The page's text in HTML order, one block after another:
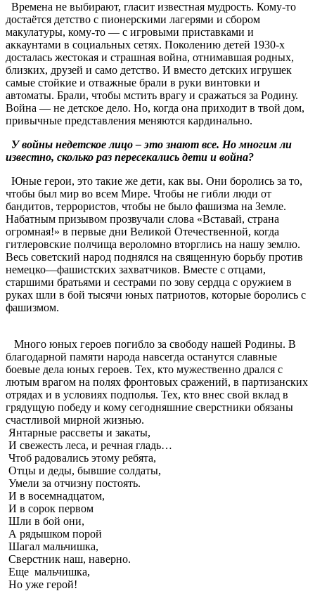
Времена не выбирают, гласит известная мудрость. Кому-то
достаётся детство с пионерскими лагерями и сбором
макулатуры, кому-то — с игровыми приставками и
аккаунтами в социальных сетях. Поколению детей 1930-х
досталась жестокая и страшная война, отнимавшая родных,
близких, друзей и само детство. И вместо детских игрушек
самые стойкие и отважные брали в руки винтовки и
автоматы. Брали, чтобы мстить врагу и сражаться за Родину.
Война — не детское дело. Но, когда она приходит в твой дом,
привычные представления меняются кардинально.
У войны недетское лицо – это знают все. Но многим ли
известно, сколько раз пересекались дети и война?
Юные герои, это такие же дети, как вы. Они боролись за то,
чтобы был мир во всем Мире. Чтобы не гибли люди от
бандитов, террористов, чтобы не было фашизма на Земле.
Набатным призывом прозвучали слова «Вставай, страна
огромная!» в первые дни Великой Отечественной, когда
гитлеровские полчища вероломно вторглись на нашу землю.
Весь советский народ поднялся на священную борьбу против
немецко—фашистских захватчиков. Вместе с отцами,
старшими братьями и сестрами по зову сердца с оружием в
руках шли в бой тысячи юных патриотов, которые боролись с
фашизмом.
Много юных героев погибло за свободу нашей Родины. В
благодарной памяти народа навсегда останутся славные
боевые дела юных героев. Тех, кто мужественно дрался с
лютым врагом на полях фронтовых сражений, в партизанских
отрядах и в условиях подполья. Тех, кто внес свой вклад в
грядущую победу и кому сегодняшние сверстники обязаны
счастливой мирной жизнью.
Янтарные рассветы и закаты,
И свежесть леса, и речная гладь…
Чтоб радовались этому ребята,
Отцы и деды, бывшие солдаты,
Умели за отчизну постоять.
И в восемнадцатом,
И в сорок первом
Шли в бой они,
А рядышком порой
Шагал мальчишка,
Сверстник наш, наверно.
Еще мальчишка,
Но уже герой!